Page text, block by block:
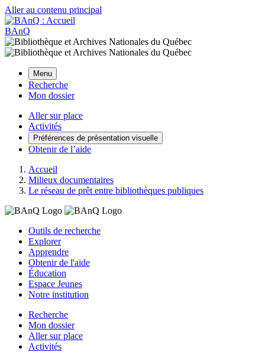
Aller au contenu principal
BAnQ
Menu
Recherche
Mon dossier
Aller sur place
Activités
Préférences de présentation visuelle
Obtenir de l’aide
Accueil
Milieux documentaires
Le réseau de prêt entre bibliothèques publiques
Outils de recherche
Explorer
Apprendre
Obtenir de l'aide
Éducation
Espace Jeunes
Notre institution
Recherche
Mon dossier
Aller sur place
Activités